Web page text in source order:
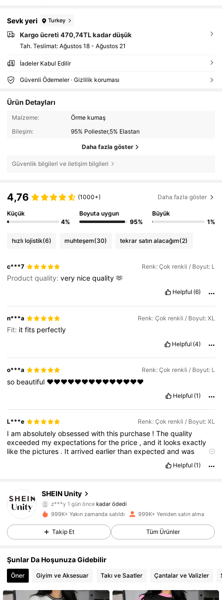
Sevk yeri Turkey
Kargo ücreti 470,74TL kadar düşük
Tah. Teslimat: Ağustos 18 - Ağustos 21
İadeler Kabul Edilir
Güvenli Ödemeler · Gizlilik koruması
Ürün Detayları
Malzeme:
Örme kumaş
Bileşim:
95% Poliester,5% Elastan
Daha fazla göster
Güvenlik bilgileri ve iletişim bilgileri
4,76 (1000+) Daha fazla göster
Küçük
4%
Boyuta uygun
95%
Büyük
1%
hızlı lojistik(6) muhteşem(30) tekrar satın alacağım(2)
c***7 Renk: Çok renkli / Boyut: L
Product quality:very nicequality🫶
Helpful (6)
n***a Renk: Çok renkli / Boyut: XL
Fit: itfits perfectly
Helpful (4)
o***a Renk: Çok renkli / Boyut: L
so beautiful ❤️❤️❤️❤️❤️❤️❤️❤️❤️❤️❤️❤️❤️❤️
Helpful (1)
L***e Renk: Çok renkli / Boyut: XL
Iamabsolutelyobsessedwiththis purchase !Thequality
exceeded myexpectationsforthe price ,and it looksexactly
likethe pictures . Itarrivedearlierthanexpectedandwas
for yourcart
Helpful (1)
SHEIN Unity
4,81
545K Takipçiler
z***y 1 gün öncekadar ödedi
4,81 545K Takipçiler
4,81 545K Takipçiler
4,81 545K Takipçiler
999K+ Yakın zamanda satıldı 999K+ Yeniden satın alma
Takip Et Tüm Ürünler
Şunlar Da Hoşunuza Gidebilir
Öner Giyim ve Aksesuar Takı ve Saatler Çantalar ve Valizler